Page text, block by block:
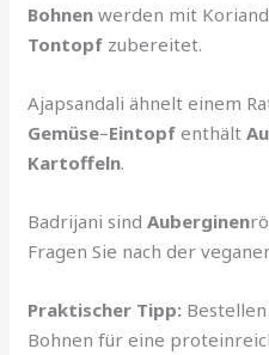
Bohnen werden mit
Tontopf zubereitet.
Ajapsandali ähnelt einem
Gemüse–Eintopf enthält
Kartoffeln.
Badrijani sindAuberginen
Fragen Sie nach der
Praktischer Tipp:
Bohnen für eine